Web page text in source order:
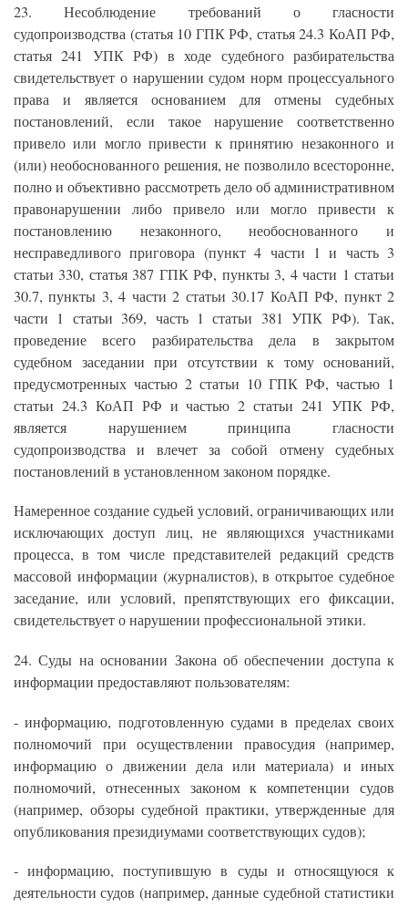
23. Несоблюдение требований о гласности
судопроизводства (статья 10 ГПК РФ, статья 24.3 КоАП РФ,
статья 241 УПК РФ) в ходе судебного разбирательства
свидетельствует о нарушении судом норм процессуального
права и является основанием для отмены судебных
постановлений, если такое нарушение соответственно
привело или могло привести к принятию незаконного и
(или) необоснованного решения, не позволило всесторонне,
полно и объективно рассмотреть дело об административном
правонарушении либо привело или могло привести к
постановлению незаконного, необоснованного и
несправедливого приговора (пункт 4 части 1 и часть 3
статьи 330, статья 387 ГПК РФ, пункты 3, 4 части 1 статьи
30.7, пункты 3, 4 части 2 статьи 30.17 КоАП РФ, пункт 2
части 1 статьи 369, часть 1 статьи 381 УПК РФ). Так,
проведение всего разбирательства дела в закрытом
судебном заседании при отсутствии к тому оснований,
предусмотренных частью 2 статьи 10 ГПК РФ, частью 1
статьи 24.3 КоАП РФ и частью 2 статьи 241 УПК РФ,
является нарушением принципа гласности
судопроизводства и влечет за собой отмену судебных
постановлений в установленном законом порядке.
Намеренное создание судьей условий, ограничивающих или
исключающих доступ лиц, не являющихся участниками
процесса, в том числе представителей редакций средств
массовой информации (журналистов), в открытое судебное
заседание, или условий, препятствующих его фиксации,
свидетельствует о нарушении профессиональной этики.
24. Суды на основании Закона об обеспечении доступа к
информации предоставляют пользователям:
- информацию, подготовленную судами в пределах своих
полномочий при осуществлении правосудия (например,
информацию о движении дела или материала) и иных
полномочий, отнесенных законом к компетенции судов
(например, обзоры судебной практики, утвержденные для
опубликования президиумами соответствующих судов);
- информацию, поступившую в суды и относящуюся к
деятельности судов (например, данные судебной статистики